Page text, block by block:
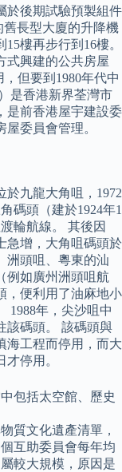
於後期試驗預製組件
舊長型大廈的升降機
樓再步行到16樓。
式興建的公共房屋
，但要到1980年代中
是香港新界荃灣市
是前香港屋宇建設委
委員會管理。
於九龍大角咀，1972
碼頭（建於1924年1
輪航線。 其後因
急增，大角咀碼頭於
洲頭咀、粵東的汕
例如廣州洲頭咀航
，便利用了油麻地小
1988年，尖沙咀中
該碼頭。 該碼頭與
海工程而停用，而大
停用。
包括太空館、歷史
質文化遺產清單，
互助委員會每年均
較大規模，原因是